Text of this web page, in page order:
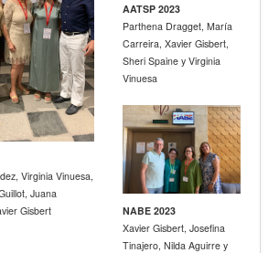
Virginia Vinuesa,
Juana
Gisbert
AATSP 2023
Parthena Dragget, María
Carreira, Xavier Gisbert,
Sheri Spaine y Virginia
Vinuesa
NABE 2023
Xavier Gisbert, Josefina
Tinajero, Nilda Aguirre y